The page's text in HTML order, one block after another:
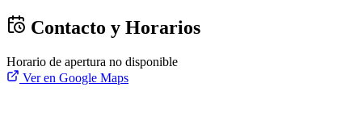
Contacto y Horarios
Horario de apertura no disponible
Ver en Google Maps